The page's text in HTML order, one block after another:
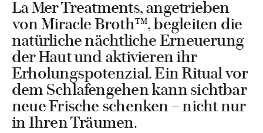
La Mer Treatments, angetrieben
von Miracle Broth™, begleiten die
natürliche nächtliche Erneuerung
der Haut und aktivieren ihr
Erholungspotenzial. Ein Ritual vor
dem Schlafengehen kann sichtbar
neue Frische schenken – nicht nur
in Ihren Träumen.